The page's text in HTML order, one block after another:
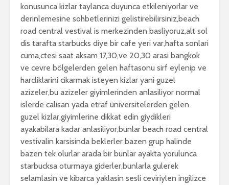
konusunca kizlar taylanca duyunca etkileniyorlar ve
derinlemesine sohbetlerinizi gelistirebilirsiniz,beach
road central vestival is merkezinden basliyoruz,alt sol
dis tarafta starbucks diye bir cafe yeri var,hafta sonlari
cuma,ctesi saat aksam 17,30,ve 20,30 arasi bangkok
ve cevre bölgelerden gelen haftasonu sirf eylenip ve
harcliklarini cikarmak isteyen kizlar yani guzel
azizeler,bu azizeler giyimlerinden anlasiliyor normal
islerde calisan yada etraf üniversitelerden gelen
guzel kizlar,giyimlerine dikkat edin giydikleri
ayakabilara kadar anlasiliyor,bunlar beach road central
vestivalin karsisinda beklerler bazen grup halinde
bazen tek olurlar arada bir bunlar ayakta yorulunca
starbucksa oturmaya giderler,bunlarla gulerek
selamlasin ve kibarca yaklasin sesli ceviriylen ingilizce